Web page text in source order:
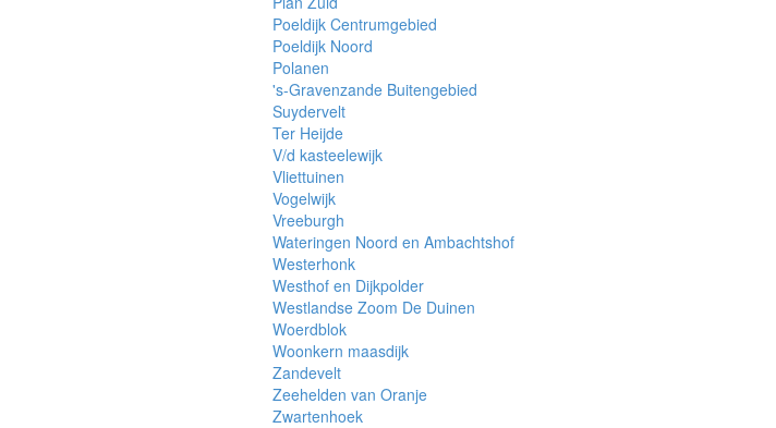
Poeldijk Centrumgebied
Poeldijk Noord
Polanen
's-Gravenzande Buitengebied
Suydervelt
Ter Heijde
V/d kasteelewijk
Vliettuinen
Vogelwijk
Vreeburgh
Wateringen Noord en Ambachtshof
Westerhonk
Westhof en Dijkpolder
Westlandse Zoom De Duinen
Woerdblok
Woonkern maasdijk
Zandevelt
Zeehelden van Oranje
Zwartenhoek